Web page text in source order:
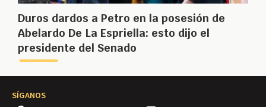
Duros dardos a Petro en la posesión de
Abelardo De La Espriella: esto dijo el
presidente del Senado
SÍGANOS